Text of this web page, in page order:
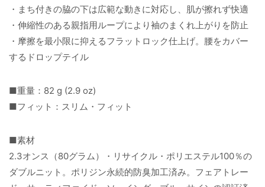
・まち付きの脇の下は広範な動きに対応し、肌が擦れず快適
・伸縮性のある親指用ループにより袖のまくれ上がりを防止
・摩擦を最小限に抑えるフラットロック仕上げ。腰をカバー
するドロップテイル
■重量：82 g (2.9 oz)
■フィット：スリム・フィット
■素材
2.3オンス（80グラム）・リサイクル・ポリエステル100％の
ダブルニット。ポリジン永続的防臭加工済み。フェアトレー